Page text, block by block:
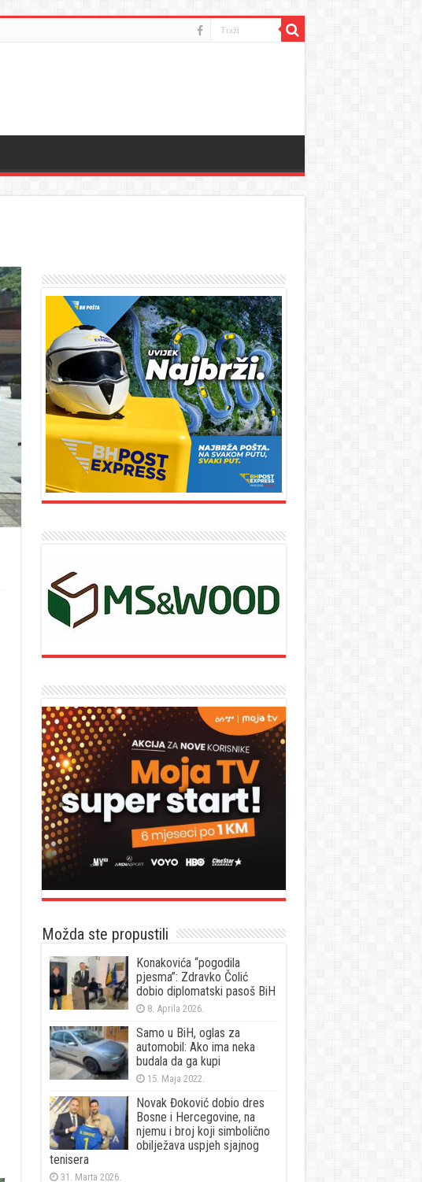
Možda ste propustili
Konakovića “pogodila
pjesma”: Zdravko Čolić
dobio diplomatski pasoš BiH
8. Aprila 2026.
Samo u BiH, oglas za
automobil: Ako ima neka
budala da ga kupi
15. Maja 2022.
Novak Đoković dobio dres
Bosne i Hercegovine, na
njemu i broj koji simbolično
obilježava uspjeh sjajnog
tenisera
31. Marta 2026.